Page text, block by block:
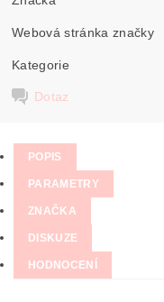
Webová stránka značky
Kategorie
Dotaz
POPIS
PARAMETRY
ZNAČKA
DISKUZE
HODNOCENÍ